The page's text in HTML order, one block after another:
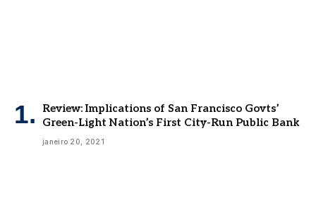
Review: Implications of San Francisco Govts’
Green-Light Nation’s First City-Run Public Bank
janeiro 20, 2021